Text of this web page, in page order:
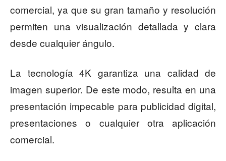
comercial, ya que su gran tamaño y resolución
permiten una visualización detallada y clara
desde cualquier ángulo.
La tecnología 4K garantiza una calidad de
imagen superior. De este modo, resulta en una
presentación impecable para publicidad digital,
presentaciones o cualquier otra aplicación
comercial.